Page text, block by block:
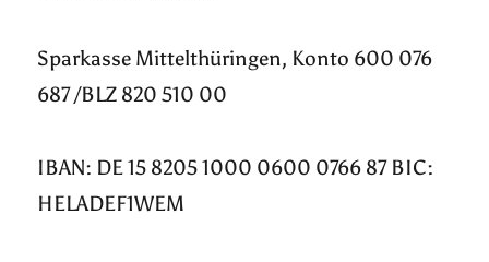
Sparkasse Mittelthüringen, Konto 600 076
687 /BLZ 820 510 00
IBAN: DE 15 8205 1000 0600 0766 87 BIC:
HELADEF1WEM